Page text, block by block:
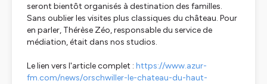
seront bientôt organisés à destination des familles.
Sans oublier les visites plus classiques du château. Pour
en parler, Thérèse Zéo, responsable du service de
médiation, était dans nos studios.
Le lien vers l'article complet : https://www.azur-
fm.com/news/orschwiller-le-chateau-du-haut-